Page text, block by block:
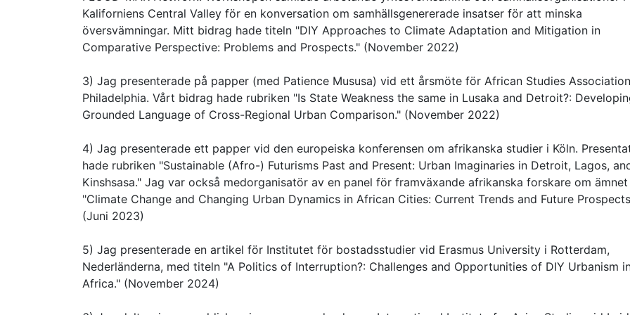
Kaliforniens Central Valley för en konversation om samhällsgenererade insatser för att minska
översvämningar. Mitt bidrag hade titeln "DIY Approaches to Climate Adaptation and Mitigation in
Comparative Perspective: Problems and Prospects." (November 2022)
3) Jag presenterade på papper (med Patience Mususa) vid ett årsmöte för African Studies
Philadelphia. Vårt bidrag hade rubriken "Is State Weakness the same in Lusaka and Detroit?:
Grounded Language of Cross-Regional Urban Comparison." (November 2022)
4) Jag presenterade ett papper vid den europeiska konferensen om afrikanska studier i Köln.
hade rubriken "Sustainable (Afro-) Futurisms Past and Present: Urban Imaginaries in Detroit, Lagos,
Kinshsasa." Jag var också medorganisatör av en panel för framväxande afrikanska forskare om ämnet
"Climate Change and Changing Urban Dynamics in African Cities: Current Trends and Future
(Juni 2023)
5) Jag presenterade en artikel för Institutet för bostadsstudier vid Erasmus University i Rotterdam,
Nederländerna, med titeln "A Politics of Interruption?: Challenges and Opportunities of DIY Urbanism
Africa." (November 2024)